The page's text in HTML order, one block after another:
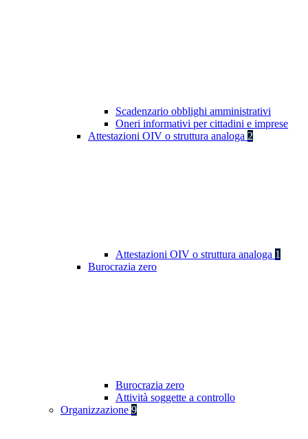
Scadenzario obblighi amministrativi
Oneri informativi per cittadini e imprese
Attestazioni OIV o struttura analoga 2
Attestazioni OIV o struttura analoga 1
Burocrazia zero
Burocrazia zero
Attività soggette a controllo
Organizzazione 9